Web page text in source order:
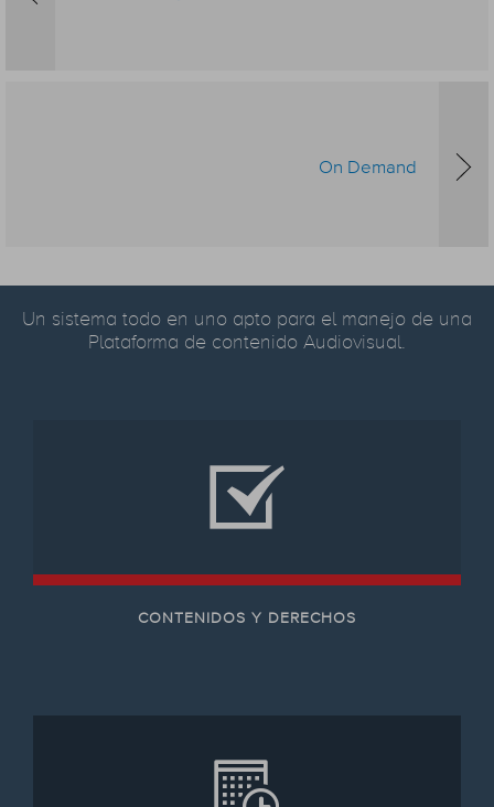
On Demand
Un sistema todo en uno apto para el manejo de una
Plataforma de contenido Audiovisual.
CONTENIDOS Y DERECHOS